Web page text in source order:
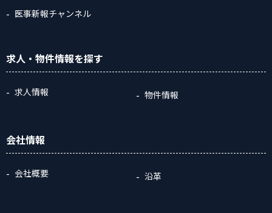
医事新報チャンネル
求人・物件情報を探す
求人情報 物件情報
会社情報
会社概要 沿革